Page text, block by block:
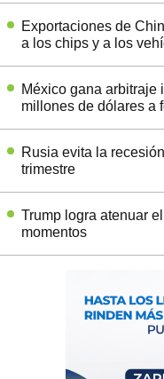
Exportaciones de
a los chips y a los
México gana arbitraje
millones de dólares a
Rusia evita la
trimestre
Trump logra atenuar
momentos